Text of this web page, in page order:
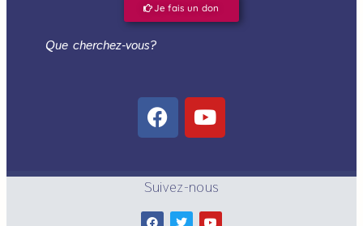
Je fais un don
Que cherchez-vous?
Suivez-nous